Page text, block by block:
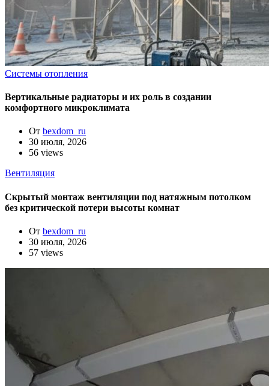
Системы отопления
Вертикальные радиаторы и их роль в создании
комфортного микроклимата
От bexdom_ru
30 июля, 2026
56 views
Вентиляция
Скрытый монтаж вентиляции под натяжным потолком
без критической потери высоты комнат
От bexdom_ru
30 июля, 2026
57 views